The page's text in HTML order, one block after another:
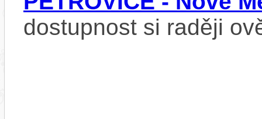
dostupnost si raději